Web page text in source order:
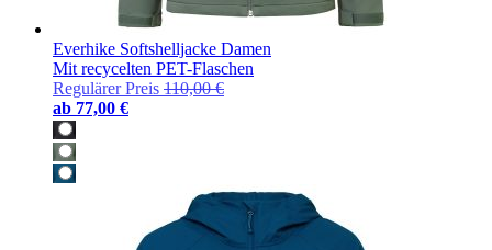
Everhike Softshelljacke Damen
Mit recycelten PET-Flaschen
Regulärer Preis 110,00 €
ab 77,00 €